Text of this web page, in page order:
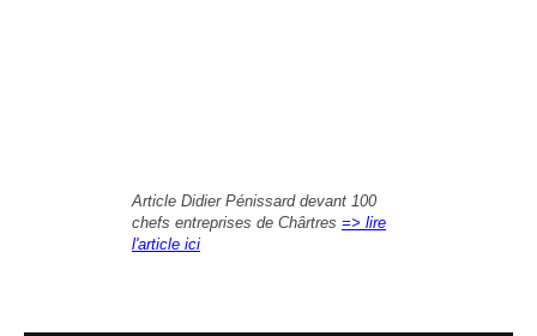
Article Didier Pénissard devant 100
chefs entreprises de Chârtres => lire
l'article ici